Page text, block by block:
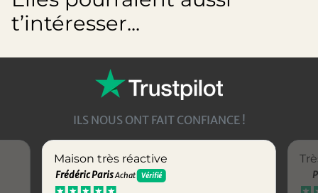
t’intéresser...
ILS NOUS ONT FAIT CONFIANCE !
Maison très réactive
Frédéric ParisAchat Vérifié